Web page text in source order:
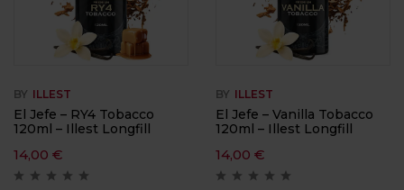
BY ILLEST
El Jefe – RY4 Tobacco
120ml – Illest Longfill
14,00 €
BY ILLEST
El Jefe – Vanilla Tobacco
120ml – Illest Longfill
14,00 €